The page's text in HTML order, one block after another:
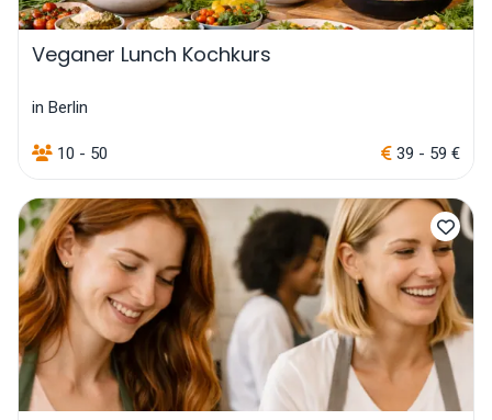
Veganer Lunch Kochkurs
in Berlin
10 - 50 39 - 59 €